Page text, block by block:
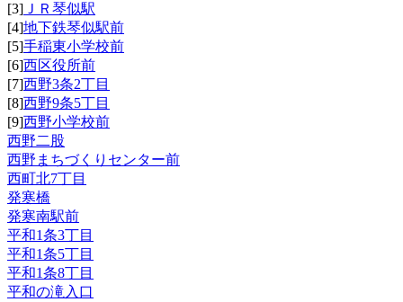
[3] ＪＲ琴似駅
[4]地下鉄琴似駅前
[5]手稲東小学校前
[6]西区役所前
[7]西野3条2丁目
[8]西野9条5丁目
[9]西野小学校前
西野二股
西野まちづくりセンター前
西町北7丁目
発寒橋
発寒南駅前
平和1条3丁目
平和1条5丁目
平和1条8丁目
平和の滝入口